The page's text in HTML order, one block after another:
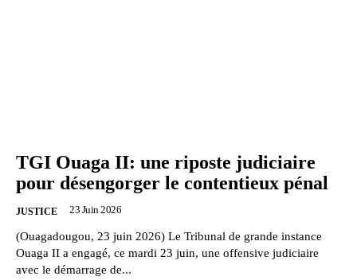
TGI Ouaga II: une riposte judiciaire
pour désengorger le contentieux pénal
JUSTICE 23 Juin 2026
(Ouagadougou, 23 juin 2026) Le Tribunal de grande instance
Ouaga II a engagé, ce mardi 23 juin, une offensive judiciaire
avec le démarrage de...